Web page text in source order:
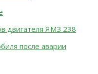
двигателя ЯМЗ 238
после аварии